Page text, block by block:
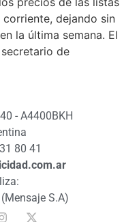
dejando sin
la última semana. El
de
- A4400BKH
80 41
S.A)